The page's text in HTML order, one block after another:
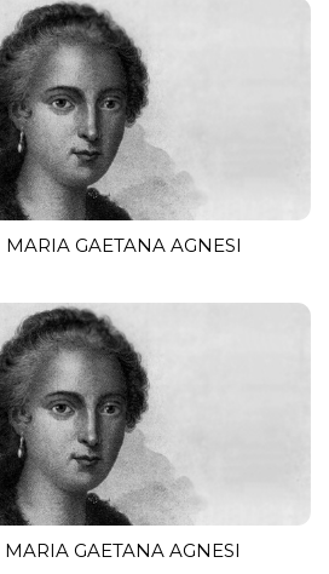
MARIA GAETANA AGNESI
GAETANA AGNESI